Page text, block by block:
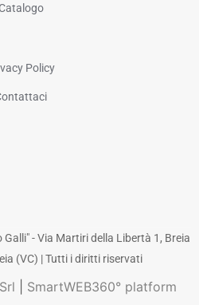
Catalogo
Policy
- Via Martiri della Libertà 1, Breia
(VC) | Tutti i diritti riservati
SmartWEB360° platform